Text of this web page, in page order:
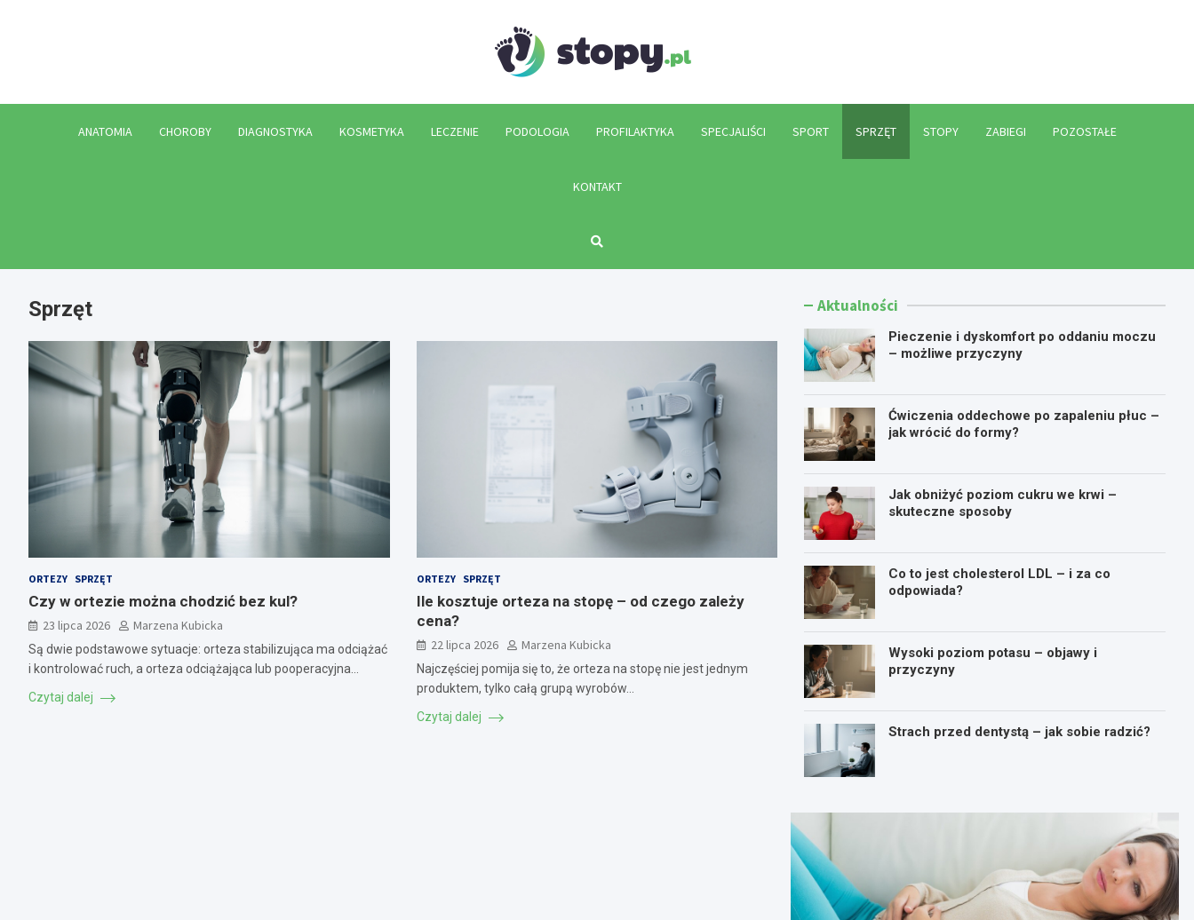
ANATOMIA CHOROBY DIAGNOSTYKA KOSMETYKA LECZENIE PODOLOGIA PROFILAKTYKA SPECJALIŚCI SPORT SPRZĘT STOPY ZABIEGI POZOSTAŁE
KONTAKT
Sprzęt
ORTEZY SPRZĘT
Czy w ortezie można chodzić bez kul?
23 lipca 2026 Marzena Kubicka
Są dwie podstawowe sytuacje: orteza stabilizująca ma odciążać
i kontrolować ruch, a orteza odciążająca lub pooperacyjna…
Czytaj dalej
ORTEZY SPRZĘT
Ile kosztuje orteza na stopę – od czego zależy
cena?
22 lipca 2026 Marzena Kubicka
Najczęściej pomija się to, że orteza na stopę nie jest jednym
produktem, tylko całą grupą wyrobów…
Czytaj dalej
Aktualności
Pieczenie i dyskomfort po oddaniu moczu
– możliwe przyczyny
Ćwiczenia oddechowe po zapaleniu płuc –
jak wrócić do formy?
Jak obniżyć poziom cukru we krwi –
skuteczne sposoby
Co to jest cholesterol LDL – i za co
odpowiada?
Wysoki poziom potasu – objawy i
przyczyny
Strach przed dentystą – jak sobie radzić?